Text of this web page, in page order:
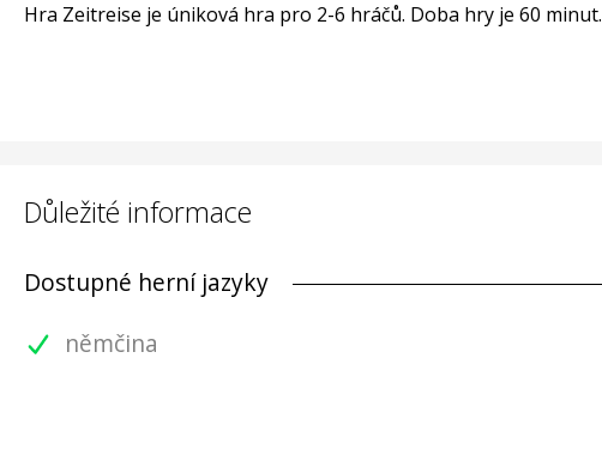
Hra Zeitreise je úniková hra pro 2-6 hráčů. Doba hry je 60 minut.
Důležité informace
Dostupné herní jazyky
němčina